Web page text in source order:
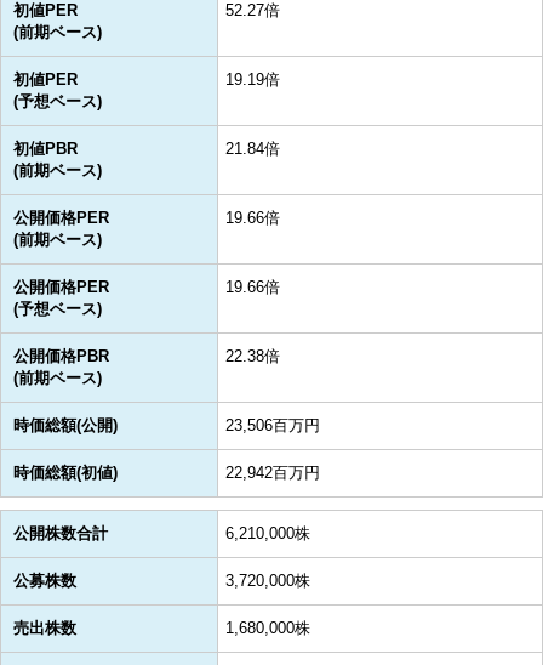
初値PER
(前期ベース)
52.27倍
初値PER
(予想ベース)
19.19倍
初値PBR
(前期ベース)
21.84倍
公開価格PER
(前期ベース)
19.66倍
公開価格PER
(予想ベース)
19.66倍
公開価格PBR
(前期ベース)
22.38倍
時価総額(公開) 23,506百万円
時価総額(初値) 22,942百万円
公開株数合計 6,210,000株
公募株数 3,720,000株
売出株数 1,680,000株